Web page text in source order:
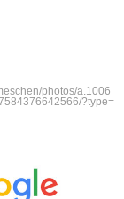
photos/a.1006
?type=